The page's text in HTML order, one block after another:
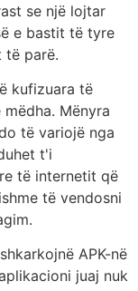
se një lojtar
e bastit të tyre
të parë.
kufizuara të
Mënyra
të variojë nga
t'i
të internetit që
të vendosni
APK-në
juaj nuk